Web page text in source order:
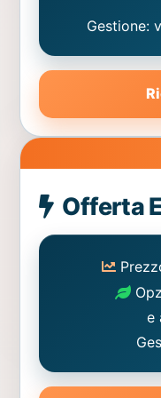
Gestione:
Energia
Elettrica
Offerta
e